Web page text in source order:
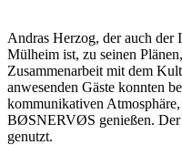
Andras Herzog, der auch
Mülheim ist, zu seinen
Zusammenarbeit mit dem
anwesenden Gäste konnten
kommunikativen
BØSNERVØS genießen. Der
genutzt.